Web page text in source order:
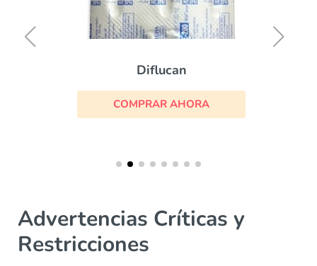
Diflucan
COMPRAR AHORA
Advertencias Críticas y
Restricciones